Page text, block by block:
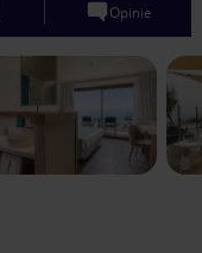
Opinie